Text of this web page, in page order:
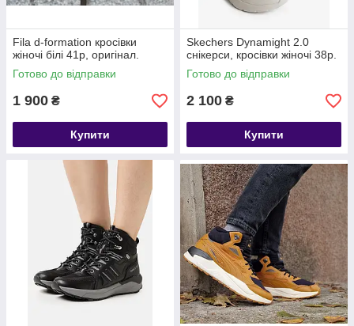
Fila d-formation кросівки
жіночі білі 41р, оригінал.
Готово до відправки
1 900 ₴
Купити
Skechers Dynamight 2.0
снікерси, кросівки жіночі 38р.
Готово до відправки
2 100 ₴
Купити